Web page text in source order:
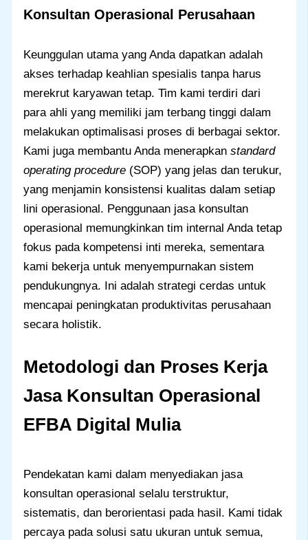
Konsultan Operasional Perusahaan
Keunggulan utama yang Anda dapatkan adalah
akses terhadap keahlian spesialis tanpa harus
merekrut karyawan tetap. Tim kami terdiri dari
para ahli yang memiliki jam terbang tinggi dalam
melakukan optimalisasi proses di berbagai sektor.
Kami juga membantu Anda menerapkanstandard
operating procedure (SOP) yang jelas dan terukur,
yang menjamin konsistensi kualitas dalam setiap
lini operasional. Penggunaan jasa konsultan
operasional memungkinkan tim internal Anda tetap
fokus pada kompetensi inti mereka, sementara
kami bekerja untuk menyempurnakan sistem
pendukungnya. Ini adalah strategi cerdas untuk
mencapai peningkatan produktivitas perusahaan
secara holistik.
Metodologi dan Proses Kerja
Jasa Konsultan Operasional
EFBA Digital Mulia
Pendekatan kami dalam menyediakan jasa
konsultan operasional selalu terstruktur,
sistematis, dan berorientasi pada hasil. Kami tidak
percaya pada solusi satu ukuran untuk semua,